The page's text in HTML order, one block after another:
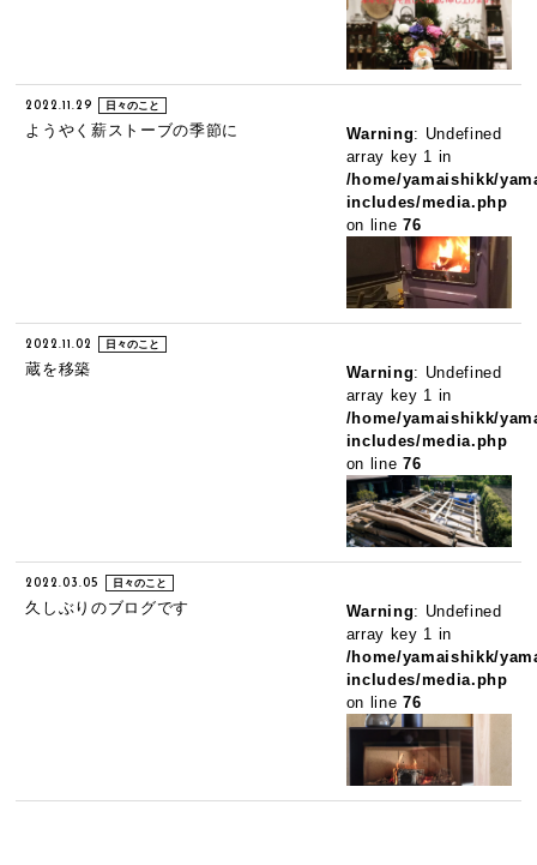
Warning: Undefined
array key 1 in
/home/yamaishikk/
includes/media.php
on line76
2022.11.29 日々のこと
ようやく薪ストーブの季節に
Warning: Undefined
array key 1 in
/home/yamaishikk/
includes/media.php
on line76
2022.11.02 日々のこと
蔵を移築
Warning: Undefined
array key 1 in
/home/yamaishikk/
includes/media.php
on line76
2022.03.05 日々のこと
久しぶりのブログです